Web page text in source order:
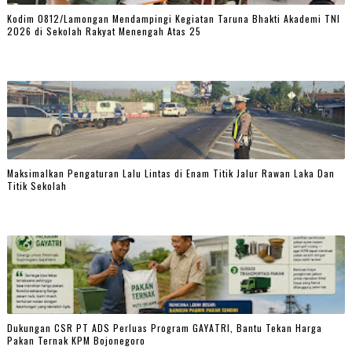
Kodim 0812/Lamongan Mendampingi Kegiatan Taruna Bhakti Akademi TNI
2026 di Sekolah Rakyat Menengah Atas 25
Maksimalkan Pengaturan Lalu Lintas di Enam Titik Jalur Rawan Laka Dan
Titik Sekolah
Dukungan CSR PT ADS Perluas Program GAYATRI, Bantu Tekan Harga
Pakan Ternak KPM Bojonegoro